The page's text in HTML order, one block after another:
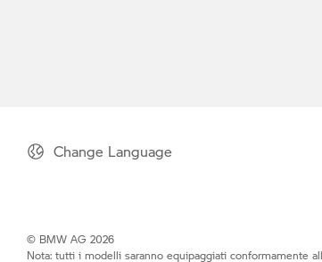
Change Language
© BMW AG 2026
Nota: tutti i modelli saranno equipaggiati conformamente